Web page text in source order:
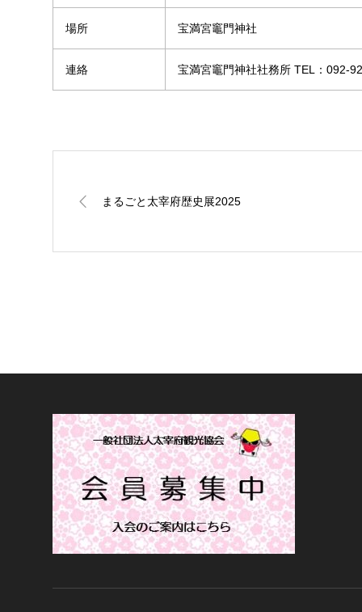
場所 宝満宮竈門神社
連絡 宝満宮竈門神社社務所 TEL：092-
まるごと太宰府歴史展2025